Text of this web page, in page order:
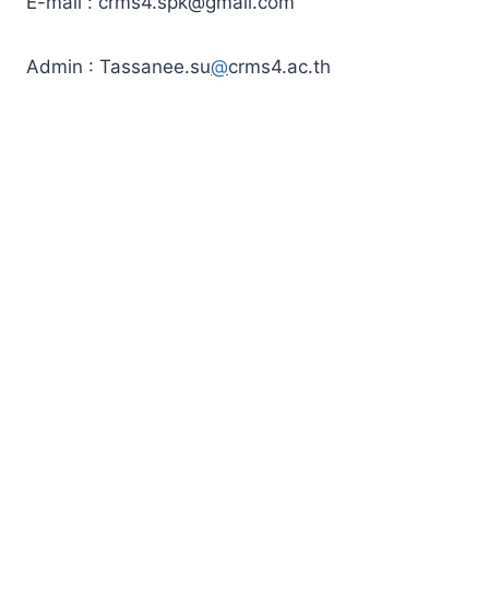
Admin : Tassanee.su@crms4.ac.th